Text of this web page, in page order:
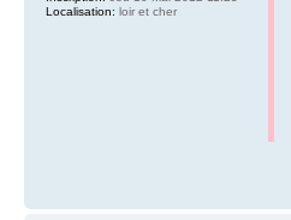
Localisation: loir et cher